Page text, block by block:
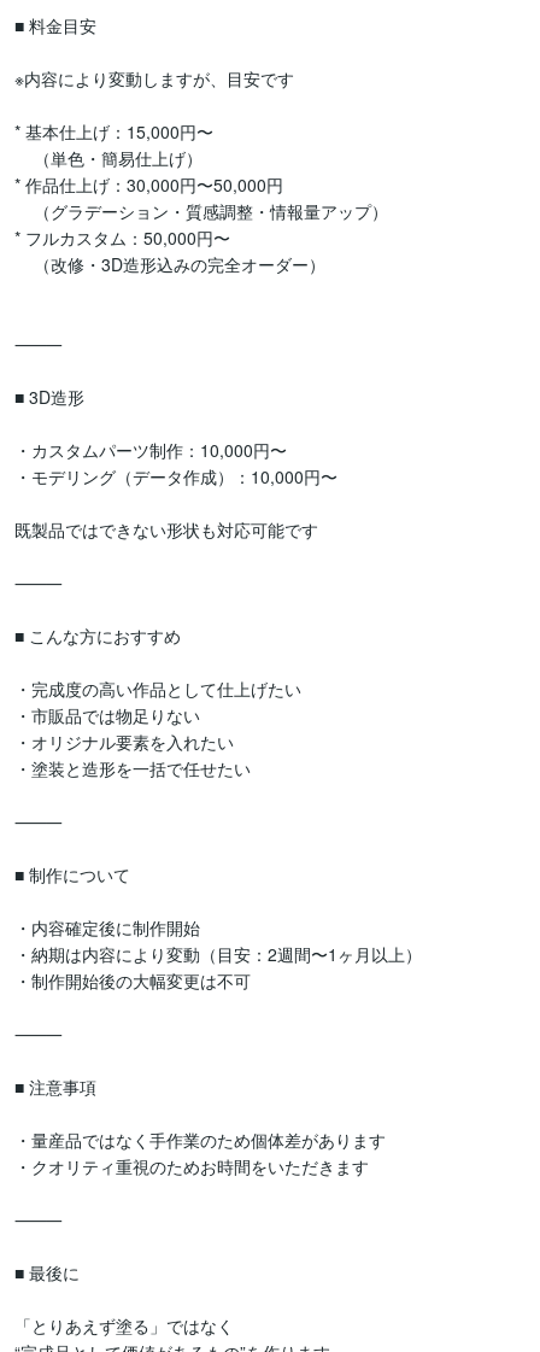
■ 料金目安
※内容により変動しますが、目安です
* 基本仕上げ：15,000円〜
* 作品仕上げ：30,000円〜50,000円
* フルカスタム：50,000円〜
⸻
■ 3D造形
・カスタムパーツ制作：10,000円〜
・モデリング（データ作成）：10,000円〜
既製品ではできない形状も対応可能です
⸻
■ こんな方におすすめ
・完成度の高い作品として仕上げたい
・市販品では物足りない
・オリジナル要素を入れたい
・塗装と造形を一括で任せたい
⸻
■ 制作について
・内容確定後に制作開始
・納期は内容により変動（目安：2週間〜1ヶ月以上）
・制作開始後の大幅変更は不可
⸻
■ 注意事項
・量産品ではなく手作業のため個体差があります
・クオリティ重視のためお時間をいただきます
⸻
■ 最後に
「とりあえず塗る」ではなく